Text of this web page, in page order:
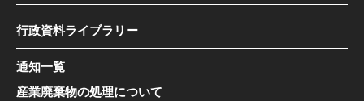
行政資料ライブラリー
通知一覧
産業廃棄物の処理について